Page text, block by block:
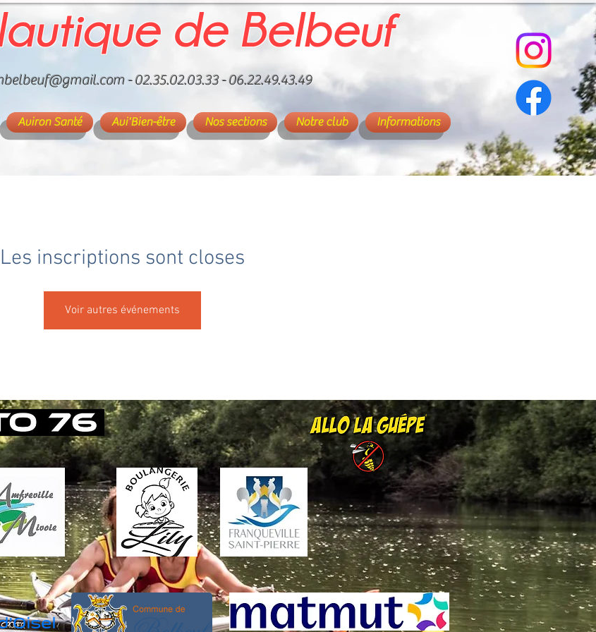
de Belbeuf
- 02.35.02.03.33 - 06.22.49.43.49
Aviron Santé Avi'Bien-être Nos sections Notre club Informations
Les inscriptions sont closes
Voir autres événements